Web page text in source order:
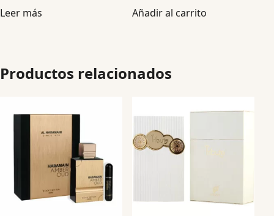
Leer más Añadir al carrito
Productos relacionados